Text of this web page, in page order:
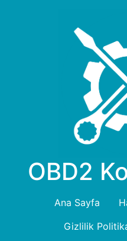
OBD2
Ana Sayfa
Gizlilik